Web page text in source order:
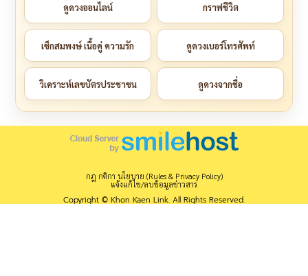
ดูดวงออนไลน์ กราฟชีวิต
เช็กสมพงษ์ เนื้อคู่ ความรัก ดูดวงเบอร์โทรศัพท์
วิเคราะห์เลขบัตรประชาชน ดูดวงจากชื่อ
กฎ กติกา นโยบาย (Rules & Privacy Policy)
แจ้งแก้ไข/ลบข้อมูลข่าวสาร
Copyright © Khon Kaen Link. All Rights Reserved.